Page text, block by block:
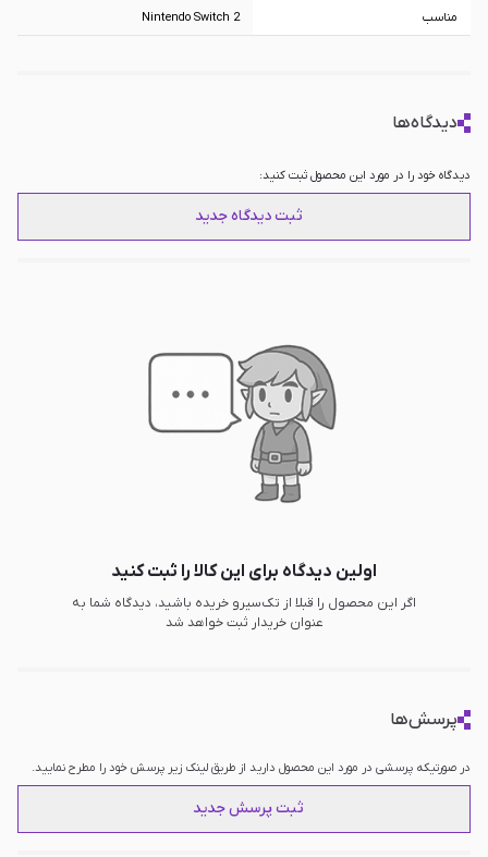
مناسب Nintendo Switch 2
دیدگاه‌ها
دیدگاه خود را در مورد این محصول ثبت کنید:
ثبت دیدگاه جدید
اولین دیدگاه برای این کالا را ثبت کنید
اگر این محصول را قبلا از تک‌سیرو خریده باشید، دیدگاه شما به
عنوان خریدار ثبت خواهد شد
پرسش‌ها
در صورتیکه پرسشی در مورد این محصول دارید از طریق لینک زیر پرسش خود را مطرح نمایید.
ثبت پرسش جدید